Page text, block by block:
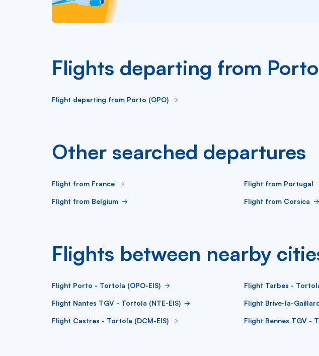
Flights departing from Porto
Flight departing from Porto (OPO)
Other searched departures
Flight from France Flight from Portugal
Flight from Belgium Flight from Corsica
Flights between nearby
Flight Porto - Tortola (OPO-EIS) Flight Tarbes -
Flight Nantes TGV - Tortola (NTE-EIS) Flight Brive-la-
Flight Castres - Tortola (DCM-EIS) Flight Rennes TGV -